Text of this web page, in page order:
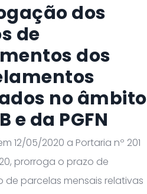
dos
de
dos
no âmbito
e da PGFN
12/05/2020 a Portaria nº 201
prorroga o prazo de
de parcelas mensais relativas